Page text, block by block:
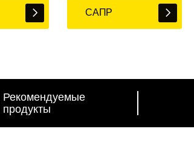
САПР
Рекомендуемые
продукты